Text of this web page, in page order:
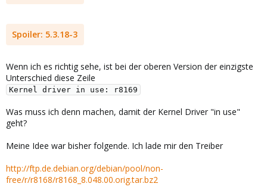
Spoiler: 5.3.18-3
Wenn ich es richtig sehe, ist bei der oberen Version der einzigste
Unterschied diese Zeile
Kernel driver in use: r8169
Was muss ich denn machen, damit der Kernel Driver "in use"
geht?
Meine Idee war bisher folgende. Ich lade mir den Treiber
http://ftp.de.debian.org/debian/pool/non-
free/r/r8168/r8168_8.048.00.orig.tar.bz2